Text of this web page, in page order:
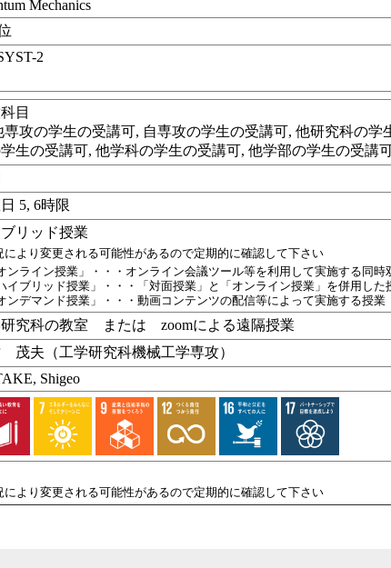
Mechanics
2
科目
攻の学生の受講可, 自専攻の学生の受講可, 他研究科の学
生の受講可, 他学科の学生の受講可, 他学部の学生の受講
5, 6時限
リッド授業
により変更される可能性があるので定期的に確認して下さい
ンライン授業」・・・オンライン会議ツール等を利用して実施する同時
イブリッド授業」・・・「対面授業」と「オンライン授業」を併用した
ンデマンド授業」・・・動画コンテンツの配信等によって実施する授業
研究科の教室 または zoomによる遠隔授業
茂夫（工学研究科機械工学専攻）
Shigeo
により変更される可能性があるので定期的に確認して下さい